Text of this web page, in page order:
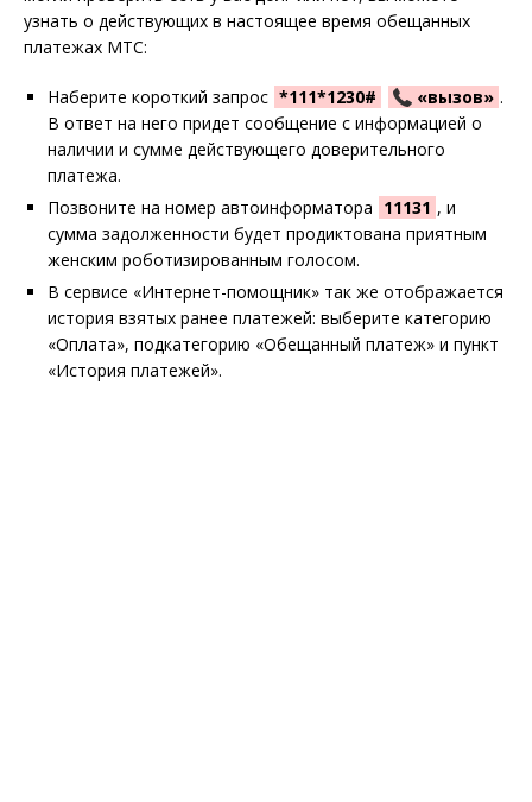
узнать о действующих в настоящее время обещанных
платежах МТС:
Наберите короткий запрос *111*1230# «вызов» .
В ответ на него придет сообщение с информацией о
наличии и сумме действующего доверительного
платежа.
Позвоните на номер автоинформатора 11131 , и
сумма задолженности будет продиктована приятным
женским роботизированным голосом.
В сервисе «Интернет-помощник» так же отображается
история взятых ранее платежей: выберите категорию
«Оплата», подкатегорию «Обещанный платеж» и пункт
«История платежей».